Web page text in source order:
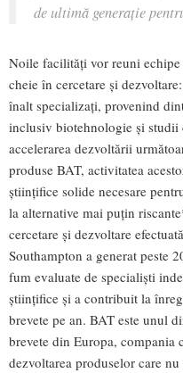
de ultimă generație
Noile facilități vor reuni
cheie în cercetare și
înalt specializați, provenind
inclusiv biotehnologie și
accelerarea dezvoltării
produse BAT, activitatea
științifice solide necesare
la alternative mai puțin
cercetare și dezvoltare
Southampton a generat peste
fum evaluate de specialiști
științifice și a contribuit la
brevete pe an. BAT este unul
brevete din Europa, compania
dezvoltarea produselor care